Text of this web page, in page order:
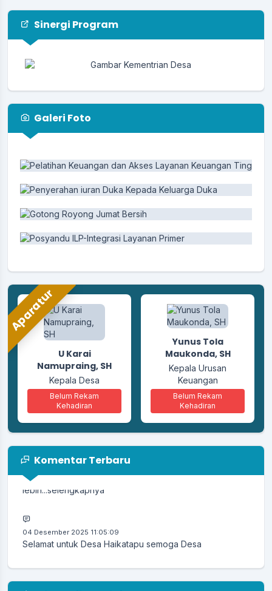
Waktu Penting Mencuci Tangan
13 Februari 2026
Sinergi Program
Galeri Foto
Aparatur
U Karai
Namupraing, SH
Kepala Desa
Belum Rekam
Kehadiran
Tay Ndata Ngara,
S.Sos
Sekretaris
Belum Rekam
Kehadiran
Yunus Tola
Maukonda, SH
Kepala Urusan
Keuangan
Belum Rekam
Kehadiran
Komentar Terbaru
04 Desember 2025 11:13:13
lebih...
04 Desember 2025 11:05:09
Selamat untuk Desa Haikatapu semoga Desa
Haikatapu...selengkapnya